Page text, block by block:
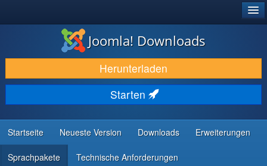
DOWNLOAD & ERWEITERN
ENTDECKEN & LERNEN
COMMUNITY & SUPPORT
RESSOURCEN FÜR ENTWICKLER
Joomla! Downloads
Herunterladen
Starten
Startseite Neueste Version Downloads Erweiterungen
Sprachpakete Technische Anforderungen